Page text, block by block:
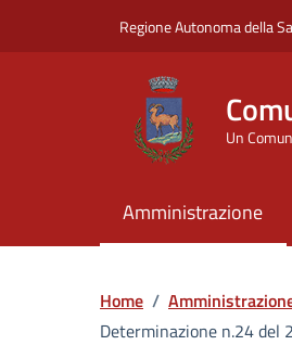
Regione Autonoma della
Un
Amministrazione
Home /
Determinazione n.24 del